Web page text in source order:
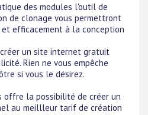
des modules l'outil de
de clonage vous permettront
efficacement à la conception
un site internet gratuit
Rien ne vous empêche
si vous le désirez.
offre la possibilité de créer un
au meillleur tarif de création